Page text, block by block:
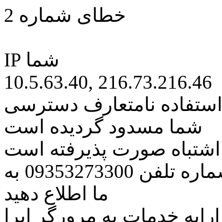
خطای شماره 2
IP شما
10.5.63.40, 216.73.216.46
نامتعارف دسترسی
شما مسدود گردیده است
اشتباه صورت پذیرفته است
مراتب این مسئله را از طریق شماره تلفن 09353273300 به
ما اطلاع دهید
خدمات به مرورگر اپرا